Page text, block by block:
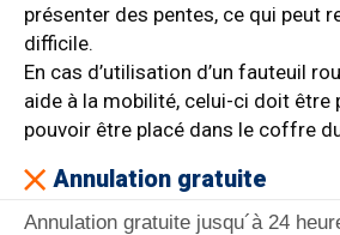
présenter des pentes, ce qui peut
difficile.
En cas d’utilisation d’un fauteuil
aide à la mobilité, celui-ci doit être
pouvoir être placé dans le coffre
Annulation gratuite
Annulation gratuite jusqu´à 24